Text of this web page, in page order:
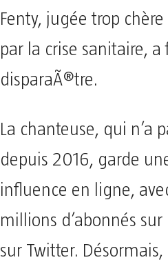
Fenty, jugée trop
par la crise sanitaire, a
disparaÃ®tre.
La chanteuse, qui n’a
depuis 2016, garde
influence en ligne,
millions d’abonnés
sur Twitter.